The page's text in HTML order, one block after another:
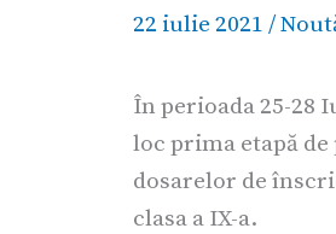
22 iulie 2021 /
În perioada 25-28
loc prima etapă
dosarelor de
clasa a IX-a.